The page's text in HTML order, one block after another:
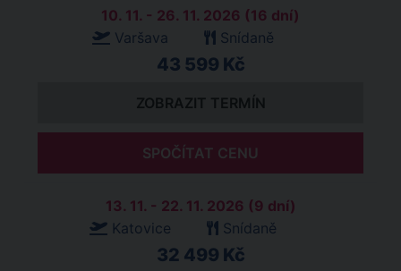
10. 11. - 26. 11. 2026 (16 dní)
Varšava
Snídaně
43 599 Kč
ZOBRAZIT TERMÍN
SPOČÍTAT CENU
13. 11. - 22. 11. 2026 (9 dní)
Katovice
Snídaně
32 499 Kč